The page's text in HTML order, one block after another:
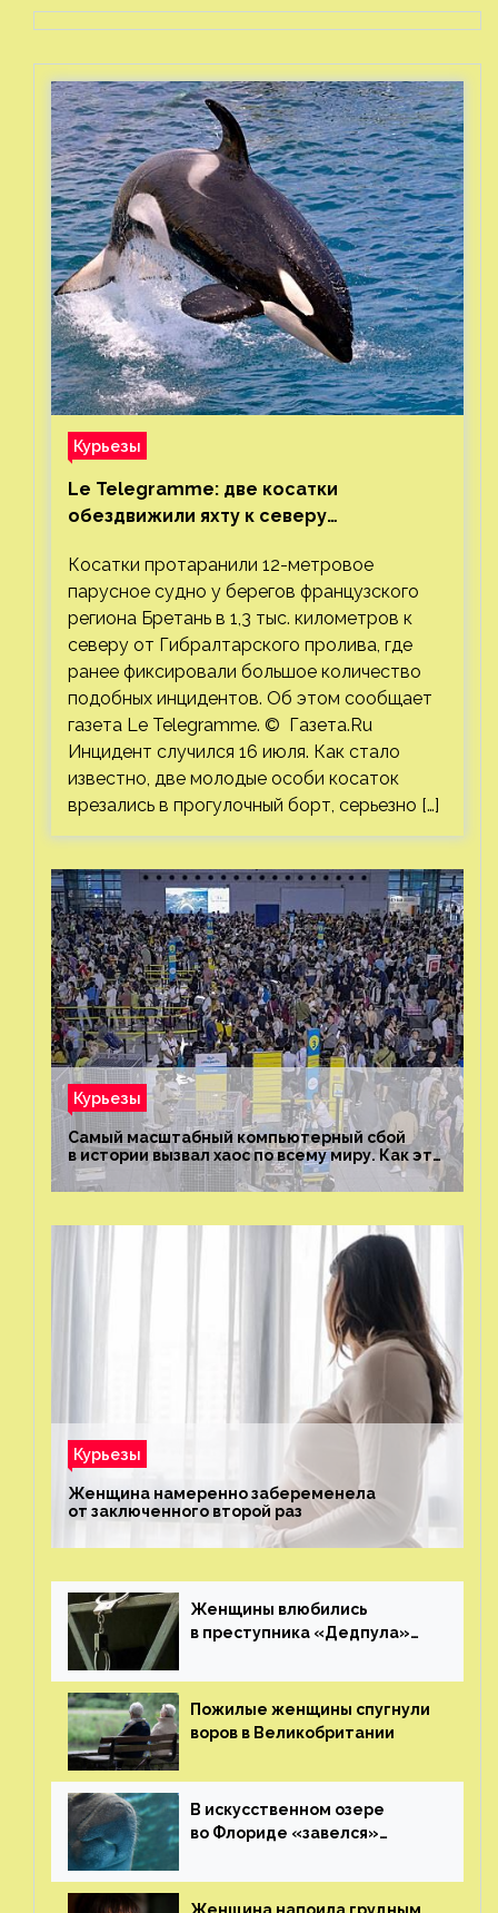
Курьезы
Le Telegramme: две косатки
обездвижили яхту к северу
Косатки протаранили 12-метровое
парусное судно у берегов французского
региона Бретань в 1,3 тыс. километров к
северу от Гибралтарского пролива, где
ранее фиксировали большое количество
подобных инцидентов. Об этом сообщает
газета Le Telegramme. © Газета.Ru
Инцидент случился 16 июля. Как стало
известно, две молодые особи косаток
врезались в прогулочный борт, серьезно […]
Курьезы
Самый масштабный компьютерный сбой
в истории вызвал хаос по всему миру. Как это
было?
Курьезы
Женщина намеренно забеременела
от заключенного второй раз
Женщины влюбились
в преступника «Дедпула»
ему жизнь
Пожилые женщины спугнули
воров в Великобритании
В искусственном озере
во Флориде «завелся»